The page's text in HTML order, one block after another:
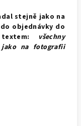
stejně jako na
objednávky do
všechny
jako na fotografii